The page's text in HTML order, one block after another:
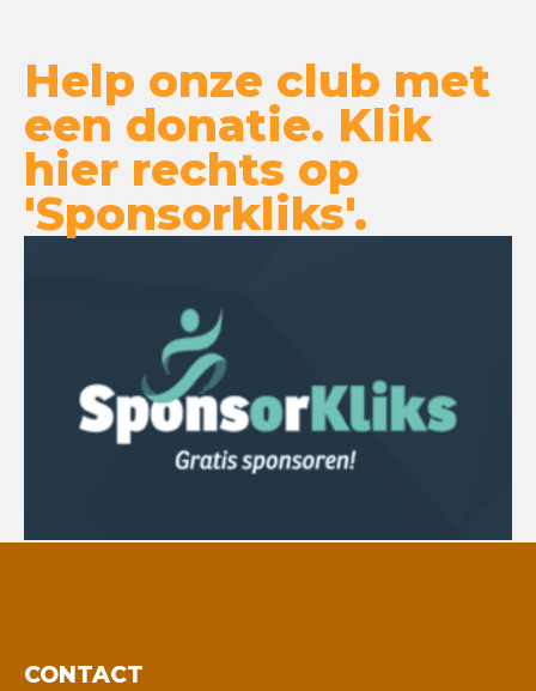
Help onze club met
een donatie. Klik
hier rechts op
'Sponsorkliks'.
CONTACT